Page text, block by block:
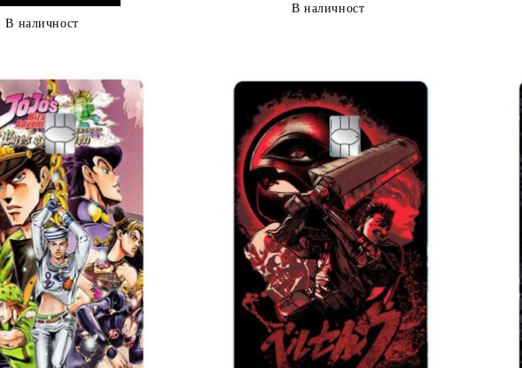
В наличност
В наличност